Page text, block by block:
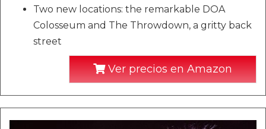
Two new locations: the remarkable DOA
Colosseum and The Throwdown, a gritty back
street
Ver precios en Amazon